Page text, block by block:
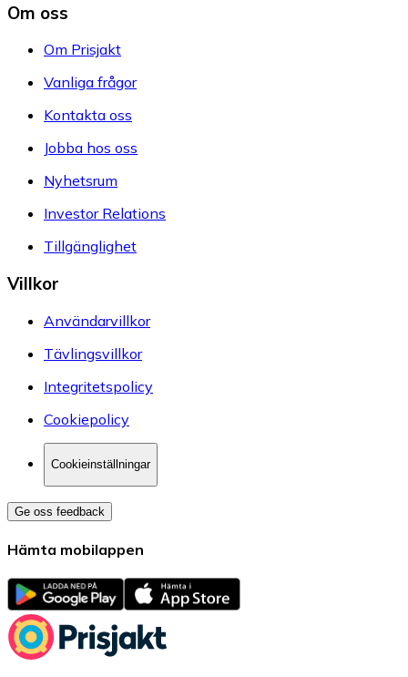
Om oss
Om Prisjakt
Vanliga frågor
Kontakta oss
Jobba hos oss
Nyhetsrum
Investor Relations
Tillgänglighet
Villkor
Användarvillkor
Tävlingsvillkor
Integritetspolicy
Cookiepolicy
Cookieinställningar
Ge oss feedback
Hämta mobilappen